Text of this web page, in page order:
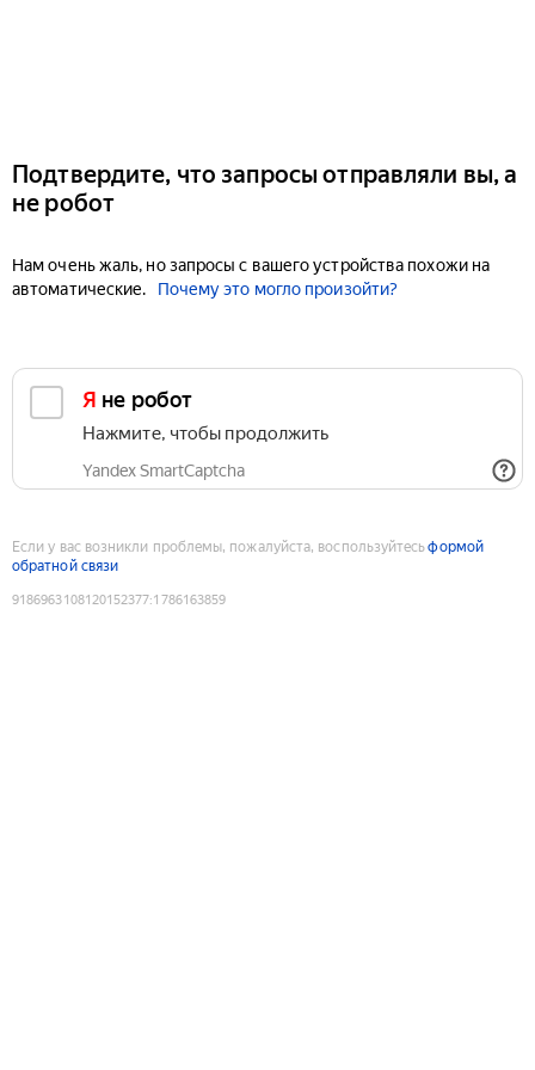
Подтвердите, что запросы отправляли вы, а
не робот
Нам очень жаль, но запросы с вашего устройства похожи на
автоматические.
Почему это могло произойти?
Я не робот
Нажмите, чтобы продолжить
Yandex SmartCaptcha
Если у вас возникли проблемы, пожалуйста, воспользуйтесьформой
обратной связи
9186963108120152377:1786163859